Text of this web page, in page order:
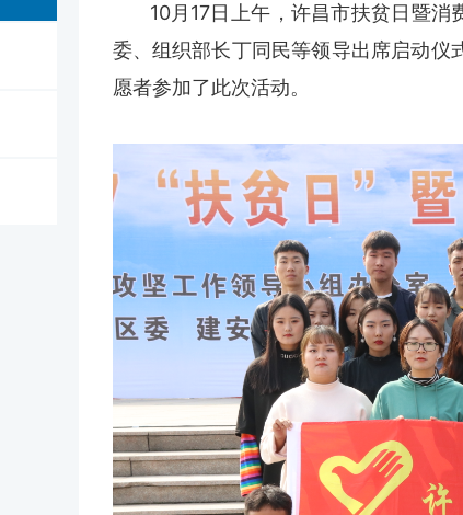
​10月17日上午，许昌市扶贫日暨消
委、组织部长丁同民等领导出席启动仪
愿者参加了此次活动。